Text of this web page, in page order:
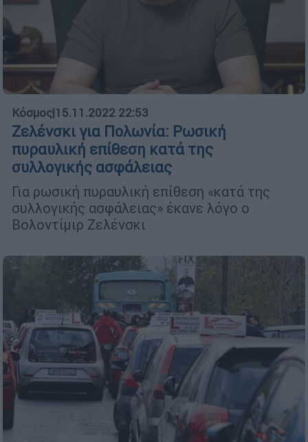
Κόσμος|15.11.2022 22:53
Ζελένσκι για Πολωνία: Ρωσική
πυραυλική επίθεση κατά της
συλλογικής ασφάλειας
Για ρωσική πυραυλική επίθεση «κατά της
συλλογικής ασφάλειας» έκανε λόγο ο
Βολοντίμιρ Ζελένσκι